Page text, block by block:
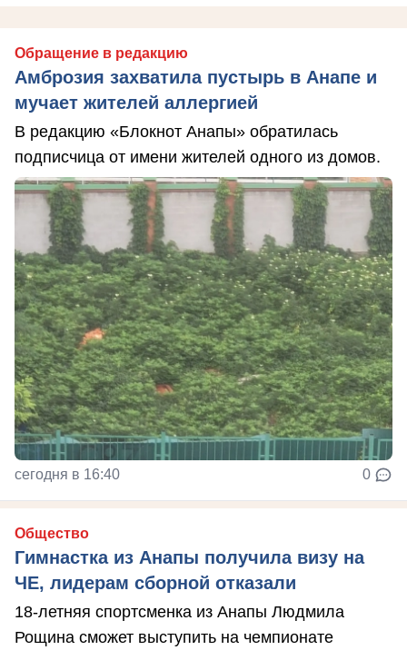
Обращение в редакцию
Амброзия захватила пустырь в Анапе и
мучает жителей аллергией
В редакцию «Блокнот Анапы» обратилась
подписчица от имени жителей одного из домов.
сегодня в 16:40 0
Общество
Гимнастка из Анапы получила визу на
ЧЕ, лидерам сборной отказали
18-летняя спортсменка из Анапы Людмила
Рощина сможет выступить на чемпионате